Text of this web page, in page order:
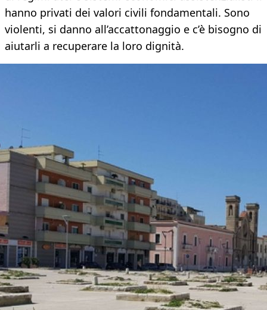
hanno privati dei valori civili fondamentali. Sono
violenti, si danno all’accattonaggio e c’è bisogno di
aiutarli a recuperare la loro dignità.